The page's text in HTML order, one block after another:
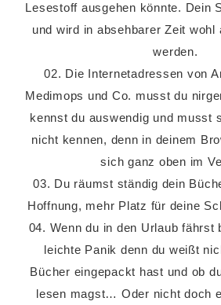
Lesestoff ausgehen könnte. Dein
und wird in absehbarer Zeit wohl
werden.
02. Die Internetadressen von
Medimops und Co. musst du
kennst du auswendig und musst
nicht kennen, denn in deinem
sich ganz oben im
03. Du räumst ständig dein
Hoffnung, mehr Platz für deine
04. Wenn du in den Urlaub fährst
leichte Panik denn du weißt
Bücher eingepackt hast und ob
lesen magst… Oder nicht doch